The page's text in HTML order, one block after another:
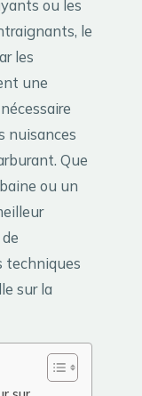
ou les
le
les
une
nuisances
Que
ou un
techniques
sur la